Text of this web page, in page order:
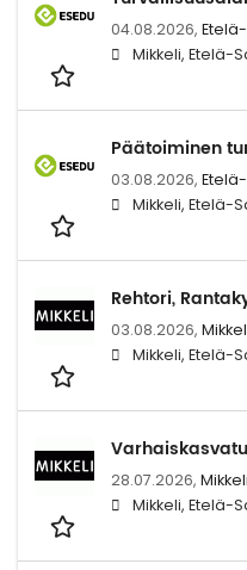
04.08.2026,
Mikkeli, Etelä-
Päätoiminen
03.08.2026,
Mikkeli, Etelä-
Rehtori,
03.08.2026,
Mikkeli, Etelä-
28.07.2026,
Mikkeli, Etelä-